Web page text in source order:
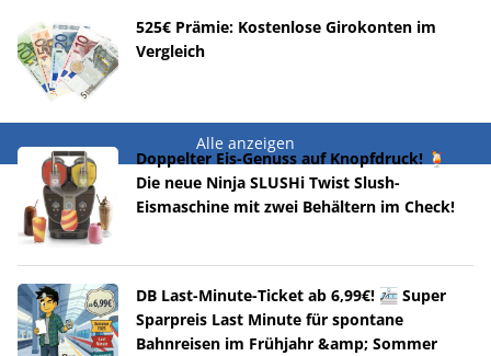
525€ Prämie: Kostenlose Girokonten im
Vergleich
Alle anzeigen
Doppelter Eis-Genuss auf Knopfdruck! 🍹
Die neue Ninja SLUSHi Twist Slush-
Eismaschine mit zwei Behältern im Check!
DB Last-Minute-Ticket ab 6,99€! 🚈 Super
Sparpreis Last Minute für spontane
Bahnreisen im Frühjahr &amp; Sommer